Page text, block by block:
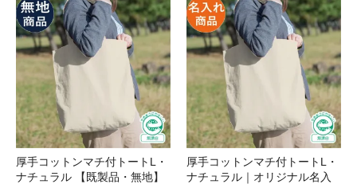
厚手コットンマチ付トートL・
ナチュラル 【既製品・無地】
厚手コットンマチ付トートL・
ナチュラル｜オリジナル名入